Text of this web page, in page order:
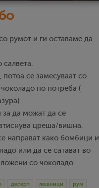
румот и ги оставаме да
салвета.
се замесуваат со
по потреба (
за да можат да се
цреша/вишна.
направат како бомбици и
или да се сатават во
со чоколадо.
десерт лешници рум